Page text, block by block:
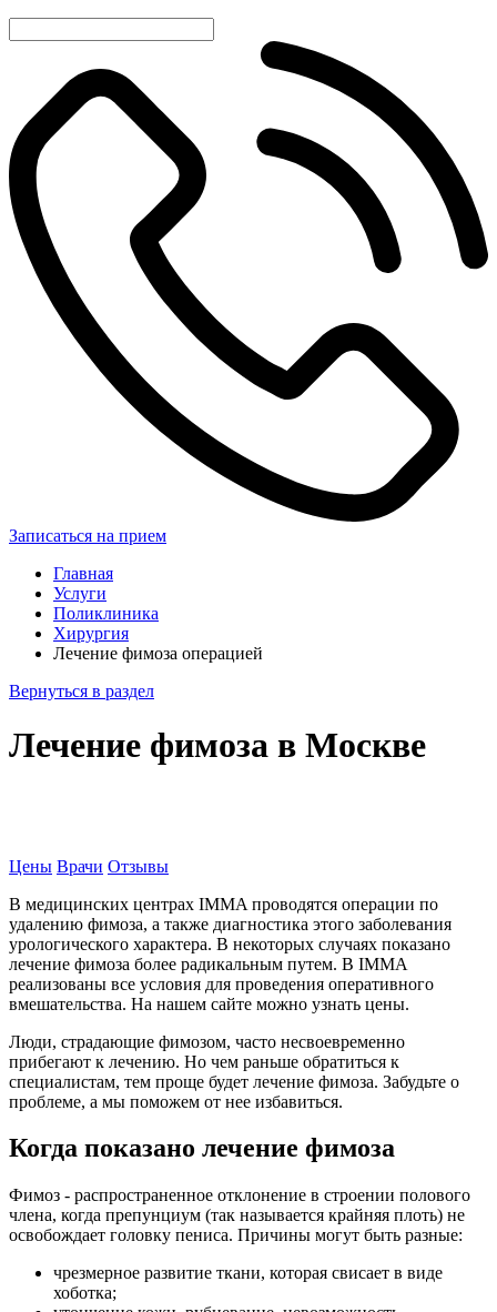
Записаться на прием
Главная
Услуги
Поликлиника
Хирургия
Лечение фимоза операцией
Вернуться в раздел
Лечение фимоза в Москве
Цены Врачи Отзывы
В медицинских центрах IMMA проводятся операции по
удалению фимоза, а также диагностика этого заболевания
урологического характера. В некоторых случаях показано
лечение фимоза более радикальным путем. В IMMA
реализованы все условия для проведения оперативного
вмешательства. На нашем сайте можно узнать цены.
Люди, страдающие фимозом, часто несвоевременно
прибегают к лечению. Но чем раньше обратиться к
специалистам, тем проще будет лечение фимоза. Забудьте о
проблеме, а мы поможем от нее избавиться.
Когда показано лечение фимоза
Фимоз - распространенное отклонение в строении полового
члена, когда препунциум (так называется крайняя плоть) не
освобождает головку пениса. Причины могут быть разные:
чрезмерное развитие ткани, которая свисает в виде
хоботка;